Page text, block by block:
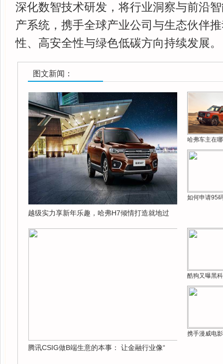
深化数智技术研发，将行业洞察与前沿
产系统，携手全球产业公司与生态伙伴
性、高安全性与绿色低碳方向持续发展。
图文新闻：
越级实力享新年乐趣，哈弗H7倾情打造就地过
哈弗车主在
如何申请95
腾讯CSIG做B端生意的本事： 让金融行业像“
酷狗又曝黑
携手漫威电